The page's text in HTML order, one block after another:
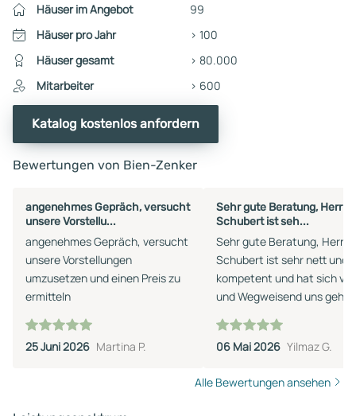
Häuser im Angebot
99
Häuser pro Jahr
> 100
Häuser gesamt
> 80.000
Mitarbeiter
> 600
Katalog kostenlos anfordern
Bewertungen von Bien-Zenker
angenehmes Gepräch, versucht
unsere Vorstellu...
angenehmes Gepräch, versucht
unsere Vorstellungen
umzusetzen und einen Preis zu
ermitteln
25 Juni 2026 Martina P.
Sehr gute Beratung, Herr
Schubert ist seh...
Sehr gute Beratung, Herr
Schubert ist sehr nett und
kompetent und hat sich
und Wegweisend uns
Perspektive eröffnet sehr
Positiv. Freue mich auf die
Schubert.
06 Mai 2026 Yilmaz G.
Alle Bewertungen ansehen